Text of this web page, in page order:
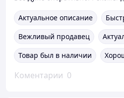
Актуальное описание
Вежливый продавец
Товар был в наличии
Коментарии 0